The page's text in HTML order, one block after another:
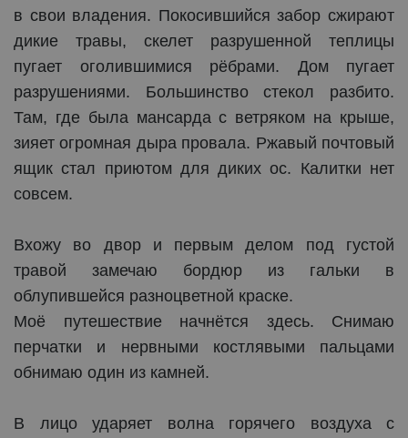
в свои владения. Покосившийся забор сжирают
дикие травы, скелет разрушенной теплицы
пугает оголившимися рёбрами. Дом пугает
разрушениями. Большинство стекол разбито.
Там, где была мансарда с ветряком на крыше,
зияет огромная дыра провала. Ржавый почтовый
ящик стал приютом для диких ос. Калитки нет
совсем.
Вхожу во двор и первым делом под густой
травой замечаю бордюр из гальки в
облупившейся разноцветной краске.
Моё путешествие начнётся здесь. Снимаю
перчатки и нервными костлявыми пальцами
обнимаю один из камней.
В лицо ударяет волна горячего воздуха с